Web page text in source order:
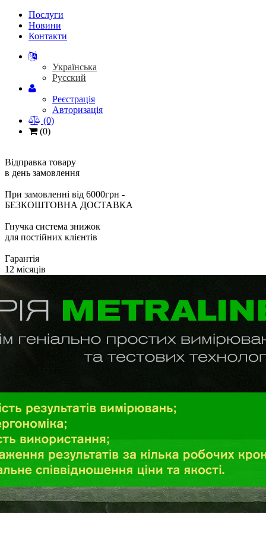
Послуги
Новини
Контакти
Українська
Русский
Реєстрація
Авторизація
(0)
(0)
Відправка товару
в день замовлення
При замовленні від 6000грн -
БЕЗКОШТОВНА ДОСТАВКА
Гнучка система знижок
для постійних клієнтів
Гарантія
12 місяців